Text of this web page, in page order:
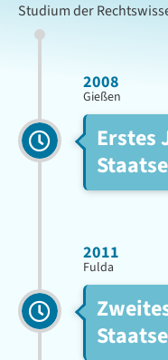
Studium der
2008
Gießen
Erstes
2011
Fulda